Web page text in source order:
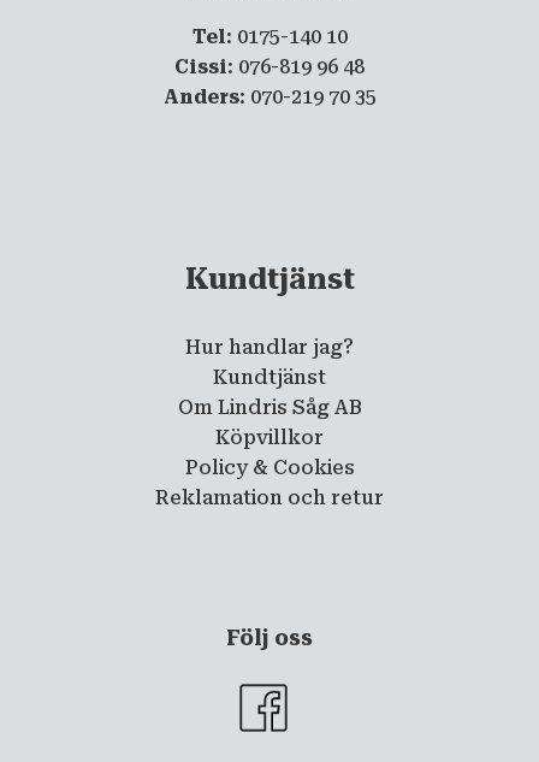
Tel: 0175-140 10
Cissi: 076-819 96 48
Anders: 070-219 70 35
Kundtjänst
Hur handlar jag?
Kundtjänst
Om Lindris Såg AB
Köpvillkor
Policy & Cookies
Reklamation och retur
Följ oss